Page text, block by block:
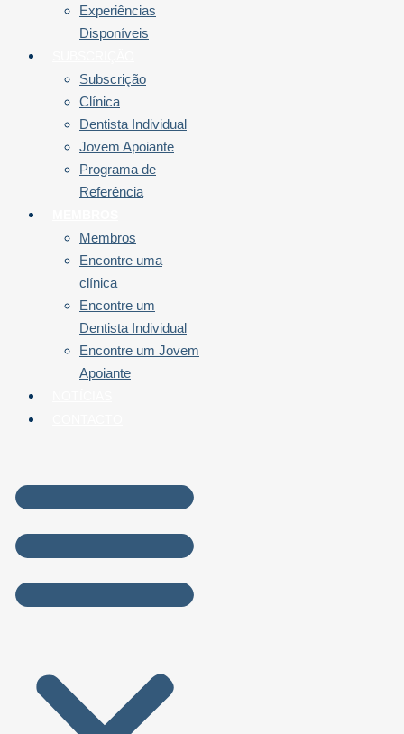
Experiências
Disponíveis
Subscrição
Clínica
Dentista Individual
Jovem Apoiante
Programa de
Referência
Membros
Encontre uma
clínica
Encontre um
Dentista Individual
Encontre um Jovem
Apoiante